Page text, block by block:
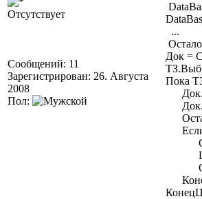
Отсутствует
Сообщений: 11
Зарегистрирован: 26. Августа
2008
Пол:
...
Док =
Пока
Если